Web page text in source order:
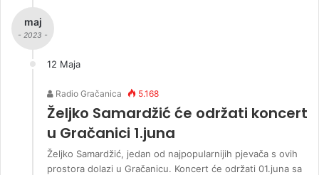
maj
- 2023 -
12 Maja
Radio Gračanica 5.168
Željko Samardžić će održati koncert
u Gračanici 1.juna
Željko Samardžić, jedan od najpopularnijih pjevača s ovih
prostora dolazi u Gračanicu. Koncert će održati 01.juna sa